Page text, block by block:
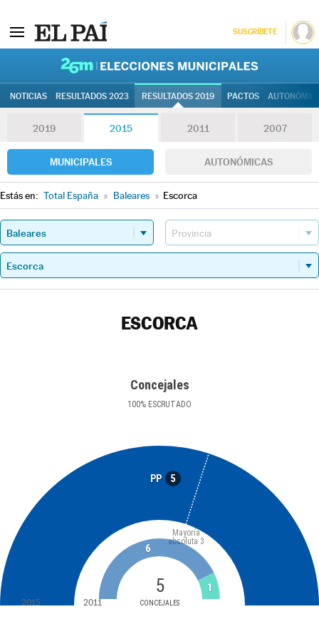
SUSCRÍBETE
NOTICIAS RESULTADOS 2023 RESULTADOS 2019 PACTOS
2019 2015 2011 2007
MUNICIPALES AUTONÓMICAS
Estás en: Total España » Baleares » Escorca
ESCORCA
Concejales
100% ESCRUTADO
PP 5
5
CONCEJALES
Mayoría
absoluta 3
6
1
2015 2011